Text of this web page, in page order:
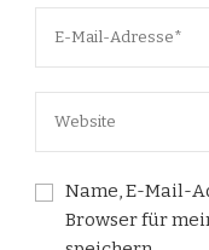
Name, E-Mail-
Browser für